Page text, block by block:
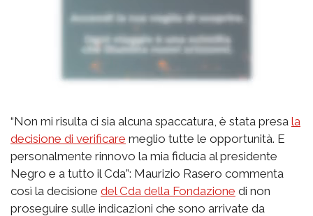
“Non mi risulta ci sia alcuna spaccatura, è stata presa la
decisione di verificare meglio tutte le opportunità. E
personalmente rinnovo la mia fiducia al presidente
Negro e a tutto il Cda”: Maurizio Rasero commenta
così la decisione del Cda della Fondazione di non
proseguire sulle indicazioni che sono arrivate da